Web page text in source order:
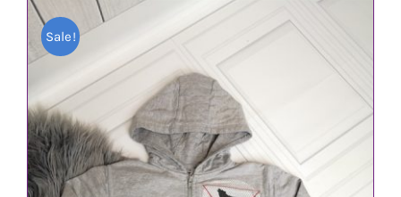
IN DEN WARENKORB / DETAILS
war:
3,20 €
2,90 €.
Sale!